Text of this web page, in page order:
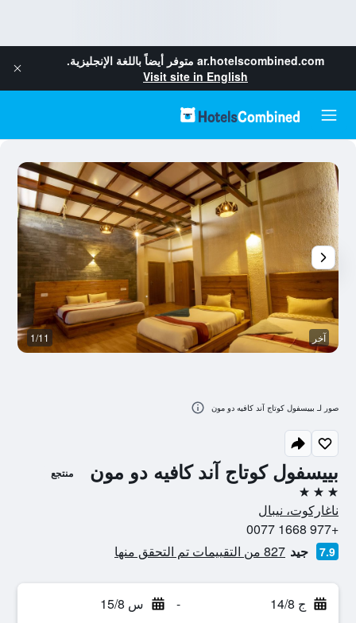
ar.hotelscombined.com متوفر أيضاً باللغة الإنجليزية.
Visit site in English
بييسفول كوتاج آند كافيه دو مون منتجع
3 نجوم
ناغاركوت، نيبال
+977 1668 0077
7.9 جيد 827 من التقييمات تم التحقق منها
ج 14/8 - س 15/8
آخر 1/11
صور لـ بييسفول كوتاج آند كافيه دو مون